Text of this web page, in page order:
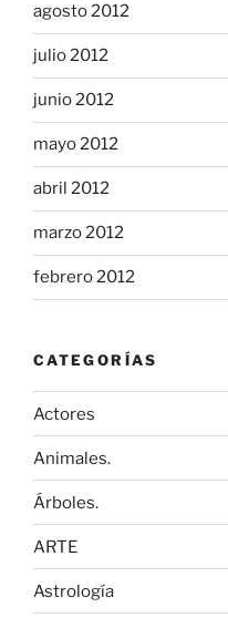
agosto 2012
julio 2012
junio 2012
mayo 2012
abril 2012
marzo 2012
febrero 2012
CATEGORÍAS
Actores
Animales.
Árboles.
ARTE
Astrología